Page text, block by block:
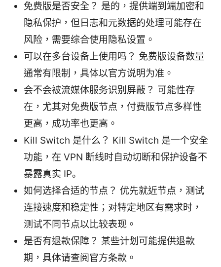
免费版是否安全？ 是的，提供端到端加密和
隐私保护，但日志和元数据的处理可能存在
风险，需要综合使用隐私设置。
可以在多台设备上使用吗？ 免费版设备数量
通常有限制，具体以官方说明为准。
会不会被流媒体服务识别屏蔽？ 可能性存
在，尤其对免费版节点，付费版节点多样性
更高，成功率也更高。
Kill Switch 是什么？ Kill Switch 是一个安全
功能，在 VPN 断线时自动切断和保护设备不
暴露真实 IP。
如何选择合适的节点？ 优先就近节点，测试
连接速度和稳定性；对特定地区有需求时，
测试不同节点以比较表现。
是否有退款保障？ 某些计划可能提供退款
期，具体请查阅官方条款。